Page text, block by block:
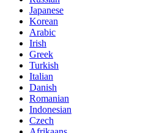
Japanese
Korean
Arabic
Irish
Greek
Turkish
Italian
Danish
Romanian
Indonesian
Czech